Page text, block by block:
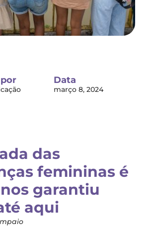
Data
março 8, 2024
das
femininas é
garantiu
aqui